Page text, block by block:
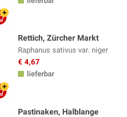
Rettich, Zürcher Markt
Raphanus sativus var. niger
€ 4,67
lieferbar
Pastinaken, Halblange